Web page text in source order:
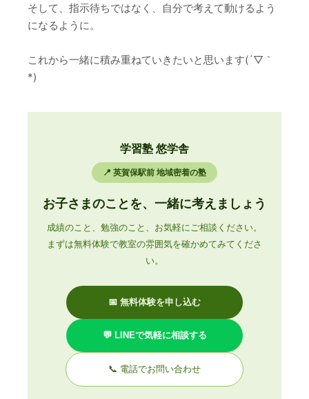
そして、指示待ちではなく、自分で考えて動けるよう
になるように。
これから一緒に積み重ねていきたいと思います(´▽｀
*)
学習塾 悠学舎
📍 英賀保駅前 地域密着の塾
お子さまのことを、一緒に考えましょう
成績のこと、勉強のこと、お気軽にご相談ください。
まずは無料体験で教室の雰囲気を確かめてみてくださ
い。
📅 無料体験を申し込む
💬 LINEで気軽に相談する
📞 電話でお問い合わせ